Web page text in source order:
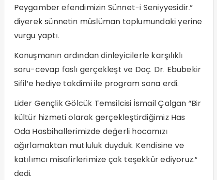
Peygamber efendimizin Sünnet-i Seniyyesidir.”
diyerek sünnetin müslüman toplumundaki yerine
vurgu yaptı.
Konuşmanın ardından dinleyicilerle karşılıklı
soru-cevap faslı gerçekleşt ve Doç. Dr. Ebubekir
Sifil’e hediye takdimi ile program sona erdi.
Lider Gençlik Gölcük Temsilcisi İsmail Çalgan “Bir
kültür hizmeti olarak gerçekleştirdiğimiz Has
Oda Hasbihallerimizde değerli hocamızı
ağırlamaktan mutluluk duyduk. Kendisine ve
katılımcı misafirlerimize çok teşekkür ediyoruz.”
dedi.